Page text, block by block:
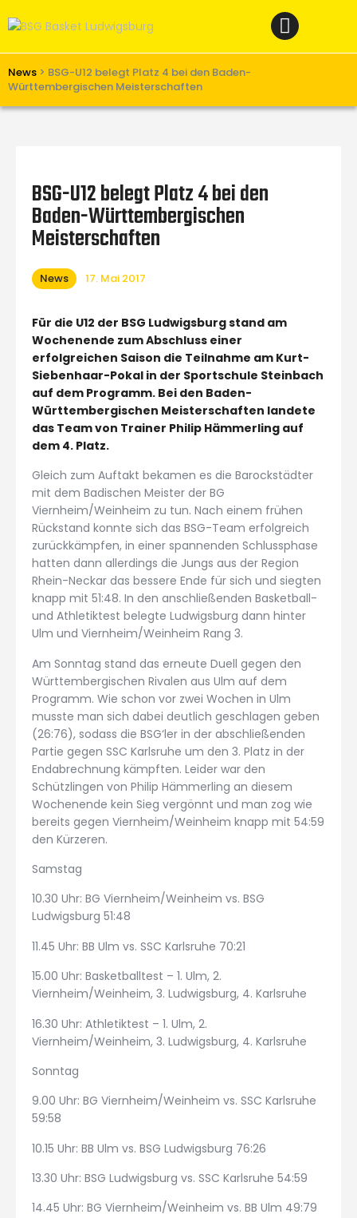
News > BSG-U12 belegt Platz 4 bei den Baden-
Württembergischen Meisterschaften
Verein
Teams W
Unterstützen
Links
BSG-U12 belegt Platz 4 bei den
Baden-Württembergischen
Meisterschaften
News 17. Mai 2017
Für die U12 der BSG Ludwigsburg stand am
Wochenende zum Abschluss einer
erfolgreichen Saison die Teilnahme am Kurt-
Siebenhaar-Pokal in der Sportschule Steinbach
auf dem Programm. Bei den Baden-
Württembergischen Meisterschaften landete
das Team von Trainer Philip Hämmerling auf
dem 4. Platz.
Gleich zum Auftakt bekamen es die Barockstädter
mit dem Badischen Meister der BG
Viernheim/Weinheim zu tun. Nach einem frühen
Rückstand konnte sich das BSG-Team erfolgreich
zurückkämpfen, in einer spannenden Schlussphase
hatten dann allerdings die Jungs aus der Region
Rhein-Neckar das bessere Ende für sich und siegten
knapp mit 51:48. In den anschließenden Basketball-
und Athletiktest belegte Ludwigsburg dann hinter
Ulm und Viernheim/Weinheim Rang 3.
Am Sonntag stand das erneute Duell gegen den
Württembergischen Rivalen aus Ulm auf dem
Programm. Wie schon vor zwei Wochen in Ulm
musste man sich dabei deutlich geschlagen geben
(26:76), sodass die BSG‘ler in der abschließenden
Partie gegen SSC Karlsruhe um den 3. Platz in der
Endabrechnung kämpften. Leider war den
Schützlingen von Philip Hämmerling an diesem
Wochenende kein Sieg vergönnt und man zog wie
bereits gegen Viernheim/Weinheim knapp mit 54:59
den Kürzeren.
Samstag
10.30 Uhr: BG Viernheim/Weinheim vs. BSG
Ludwigsburg 51:48
11.45 Uhr: BB Ulm vs. SSC Karlsruhe 70:21
15.00 Uhr: Basketballtest – 1. Ulm, 2.
Viernheim/Weinheim, 3. Ludwigsburg, 4. Karlsruhe
16.30 Uhr: Athletiktest – 1. Ulm, 2.
Viernheim/Weinheim, 3. Ludwigsburg, 4. Karlsruhe
Sonntag
9.00 Uhr: BG Viernheim/Weinheim vs. SSC Karlsruhe
59:58
10.15 Uhr: BB Ulm vs. BSG Ludwigsburg 76:26
13.30 Uhr: BSG Ludwigsburg vs. SSC Karlsruhe 54:59
14.45 Uhr: BG Viernheim/Weinheim vs. BB Ulm 49:79